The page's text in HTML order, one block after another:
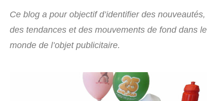
Ce blog a pour objectif d’identifier des nouveautés,
des tendances et des mouvements de fond dans le
monde de l’objet publicitaire.